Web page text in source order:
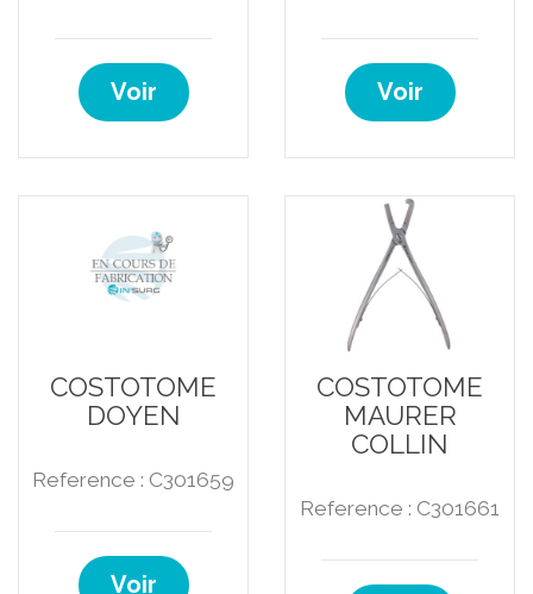
Voir Voir
COSTOTOME
DOYEN
Reference : C301659
Voir
COSTOTOME
MAURER
COLLIN
Reference : C301661